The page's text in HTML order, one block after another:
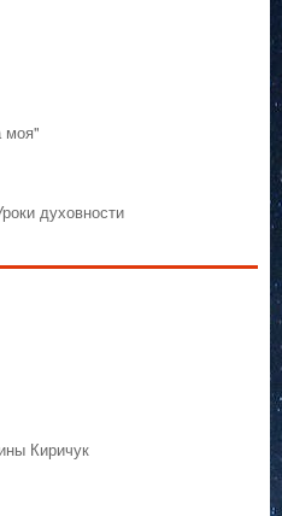
моя"
духовности
Киричук